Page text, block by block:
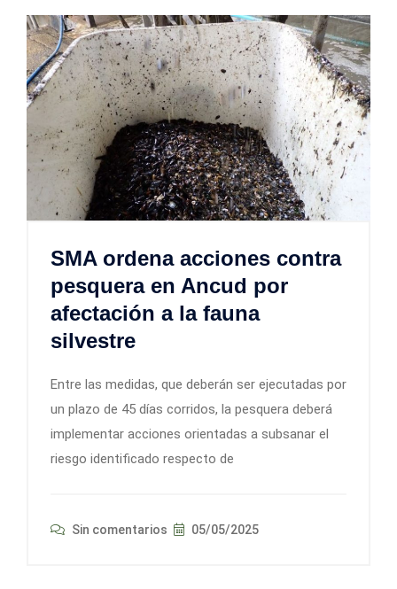
SMA ordena acciones contra
pesquera en Ancud por
afectación a la fauna
silvestre
Entre las medidas, que deberán ser ejecutadas por
un plazo de 45 días corridos, la pesquera deberá
implementar acciones orientadas a subsanar el
riesgo identificado respecto de
Sin comentarios 05/05/2025